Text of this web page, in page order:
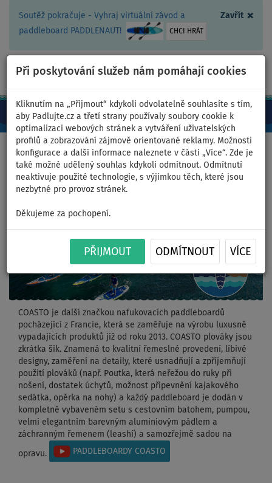
Zavřít ×
Soutěž pokračuje - Vyhraj virtuální závod a
paddleboard PADDLENAUT!
CHCI HRÁT
Při poskytování služeb nám pomáhají cookies
Kliknutím na „Přijmout“ kdykoli odvolatelně souhlasíte s tím,
aby Padlujte.cz a třetí strany používaly soubory cookie k
optimalizaci webových stránek a vytváření uživatelských
profilů a zobrazování zájmově orientované reklamy. Možnosti
konfigurace a další informace naleznete v části „Více“. Zde je
také možné udělený souhlas kdykoli odmítnout. Odmítnutí
neaktivuje použité technologie, s výjimkou těch, které jsou
nezbytné pro provoz stránek.
Děkujeme za pochopení.
PŘIJMOUT ODMÍTNOUT VÍCE
CZ/Kč +420 467 409 090 0ks
Domů >Nafukovací paddleboardy >COASTO
Nafukovací paddleboardy -
COASTO
COASTO je další značkou nafukovacích paddleboardů
pocházející z Francie, která se zaměřuje na výrobu luxusně
vypadajících produktů již od roku 2013. COASTO plováky jsou
zkrátka šik. Znamená to kvalitní řemeslné provedení, líbivé
designy, zaměření na detaily, které usnadňují a zpříjemňují
použití plováků (např. Poutka, která neřežou do ruky při
nošení, dostatek úchytů, možnost připevnění kajakového
sedátka, opěrka na nohy) a každý paddleboard je dodán v
kompletně vybaveném setu s cestovním batohem, pumpou,
velmi elegantním barevným aluminiovým pádlem a
záchranným řemenem (leashí) a samozřejmě sadou na
opravu. PADDLEBOARDY COASTO